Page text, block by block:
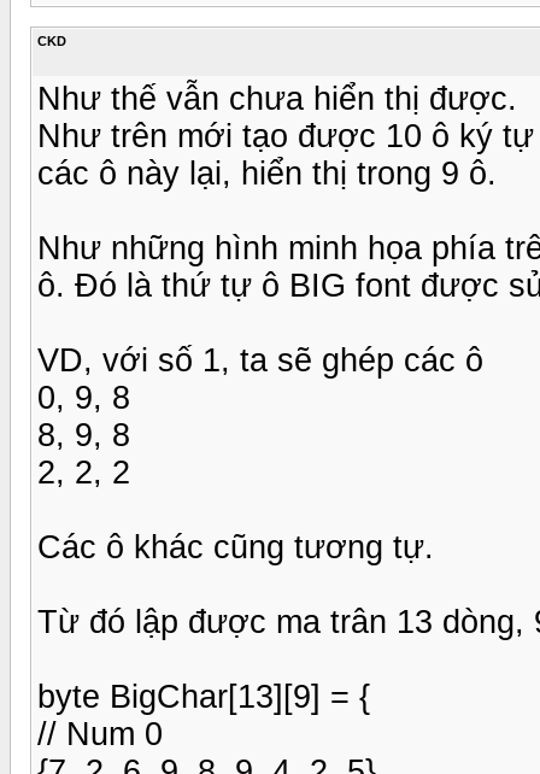
CKD
Như thế vẫn chưa hiển thị được.
Như trên mới tạo được 10 ô ký
các ô này lại, hiển thị trong 9 ô.
Như những hình minh họa phía
ô. Đó là thứ tự ô BIG font được
VD, với số 1, ta sẽ ghép các ô
0, 9, 8
8, 9, 8
2, 2, 2
Các ô khác cũng tương tự.
Từ đó lập được ma trân 13 dòng,
byte BigChar[13][9] = {
// Num 0